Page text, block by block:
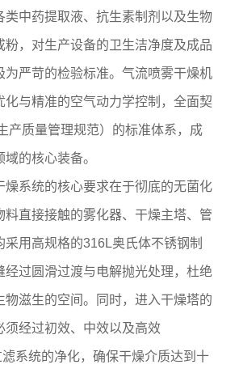
类中药提取液、抗生素制剂以及生物
粉，对生产设备的卫生洁净度及成品
为严苛的检验标准。气流喷雾干燥机
化与精准的空气动力学控制，全面契
产质量管理规范）的标准体系，成
的核心装备。
燥系统的核心要求在于彻底的无菌化
料直接接触的雾化器、干燥主塔、管
采用高规格的316L奥氏体不锈钢制
经过圆滑过渡与电解抛光处理，杜绝
物滋生的空间。同时，进入干燥塔的
须经过初效、中效以及高效
滤系统的净化，确保干燥介质达到十